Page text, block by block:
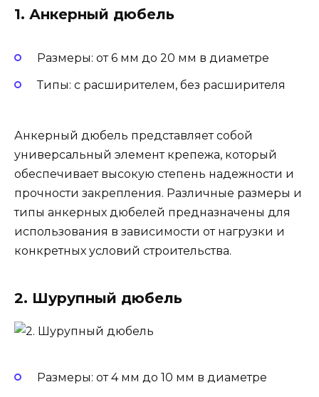
1. Анкерный дюбель
Размеры: от 6 мм до 20 мм в диаметре
Типы: с расширителем, без расширителя
Анкерный дюбель представляет собой
универсальный элемент крепежа, который
обеспечивает высокую степень надежности и
прочности закрепления. Различные размеры и
типы анкерных дюбелей предназначены для
использования в зависимости от нагрузки и
конкретных условий строительства.
2. Шурупный дюбель
Размеры: от 4 мм до 10 мм в диаметре